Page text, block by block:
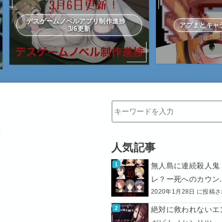
デスゲームノベルアプリ制作進捗
3/6更新
アプまとキャ
When autocomplete results
人気記事
無人島に連続殺人鬼
レ？ー死へのカウン
2020年1月28日 に投稿さ
絶対に救われないエ